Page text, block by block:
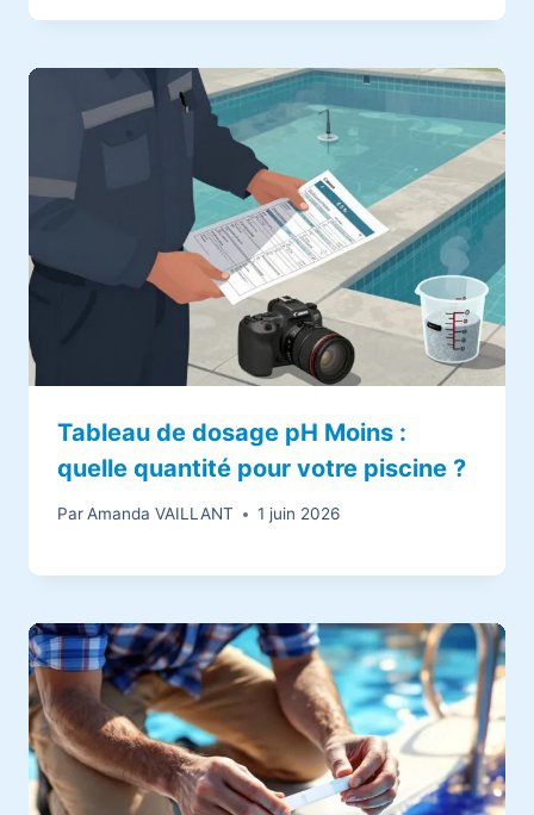
Tableau de dosage pH Moins :
quelle quantité pour votre piscine ?
ParAmanda VAILLANT 1 juin 2026